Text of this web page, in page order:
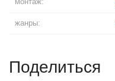
жанры:
Поделиться